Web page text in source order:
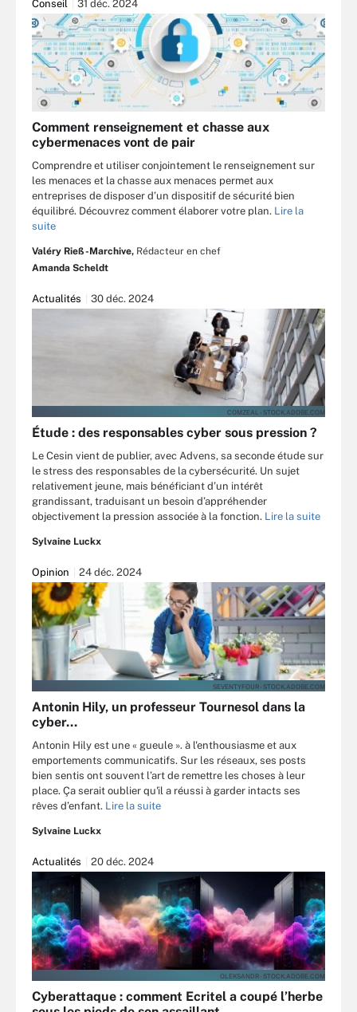
Conseil 31 déc. 2024
Comment renseignement et chasse aux
cybermenaces vont de pair
Comprendre et utiliser conjointement le renseignement sur
les menaces et la chasse aux menaces permet aux
entreprises de disposer d’un dispositif de sécurité bien
équilibré. Découvrez comment élaborer votre plan. Lire la
suite
Valéry Rieß-Marchive, Rédacteur en chef
Amanda Scheldt
Actualités 30 déc. 2024
COMZEAL - STOCK.ADOBE.COM
Étude : des responsables cyber sous pression ?
Le Cesin vient de publier, avec Advens, sa seconde étude sur
le stress des responsables de la cybersécurité. Un sujet
relativement jeune, mais bénéficiant d’un intérêt
grandissant, traduisant un besoin d’appréhender
objectivement la pression associée à la fonction. Lire la suite
Sylvaine Luckx
Opinion 24 déc. 2024
SEVENTYFOUR - STOCK.ADOBE.COM
Antonin Hily, un professeur Tournesol dans la
cyber…
Antonin Hily est une « gueule ». à l'enthousiasme et aux
emportements communicatifs. Sur les réseaux, ses posts
bien sentis ont souvent l’art de remettre les choses à leur
place. Ça serait oublier qu'il a réussi à garder intacts ses
rêves d’enfant. Lire la suite
Sylvaine Luckx
Actualités 20 déc. 2024
OLEKSANDR - STOCK.ADOBE.COM
Cyberattaque : comment Ecritel a coupé l’herbe